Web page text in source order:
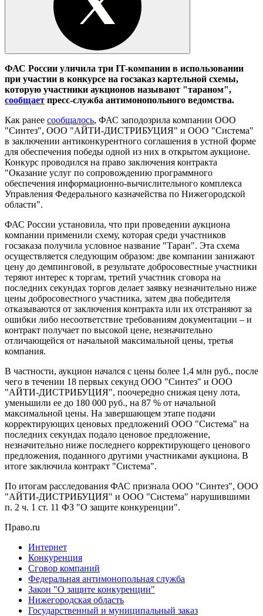
ФАС России уличила три IT-компании в использовании
при участии в конкурсе на госзаказ картельной схемы,
которую участники аукционов называют "тараном",
сообщает пресс-служба антимонопольного ведомства.
Как ранее сообщалось, ФАС заподозрила компании ООО
"Синтез", ООО "АЙТИ-ДИСТРИБУЦИЯ" и ООО "Система"
в заключении антиконкурентного соглашения в устной форме
для обеспечения победы одной из них в открытом аукционе.
Конкурс проводился на право заключения контракта
"Оказание услуг по сопровождению программного
обеспечения информационно-вычислительного комплекса
Управления Федерального казначейства по Нижегородской
области".
ФАС России установила, что при проведении аукциона
компании применили схему, которая среди участников
госзаказа получила условное название "Таран". Эта схема
осуществляется следующим образом: две компании занижают
цену до демпинговой, в результате добросовестные участники
теряют интерес к торгам, третий участник сговора на
последних секундах торгов делает заявку незначительно ниже
цены добросовестного участника, затем два победителя
отказываются от заключения контракта или их отстраняют за
ошибки либо несоответствие требованиям документации – и
контракт получает по высокой цене, незначительно
отличающейся от начальной максимальной цены, третья
компания.
В частности, аукцион начался с цены более 1,4 млн руб., после
чего в течении 18 первых секунд ООО "Синтез" и ООО
"АЙТИ-ДИСТРИБУЦИЯ", поочередно снижая цену лота,
уменьшили ее до 180 000 руб., на 87 % от начальной
максимальной цены. На завершающем этапе подачи
корректирующих ценовых предложений ООО "Система" на
последних секундах подало ценовое предложение,
незначительно ниже последнего корректирующего ценового
предложения, поданного другими участниками аукциона. В
итоге заключила контракт "Система".
По итогам расследования ФАС признала ООО "Синтез", ООО
"АЙТИ-ДИСТРИБУЦИЯ" и ООО "Система" нарушившими
п. 2 ч. 1 ст. 11 ФЗ "О защите конкуренции".
Право.ru
Интернет
Конкуренция
Сговор компаний
Федеральная антимонопольная служба
Закон "О защите конкуренции"
Нижегородская область
Государственный и муниципальный заказ